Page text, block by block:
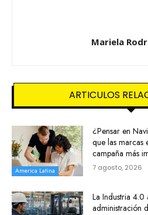
Mariela
ARTICULOS
America Latina
¿Pensar en
que las marcas
campaña más
7 agosto, 2026
La Industria 4.0
administración